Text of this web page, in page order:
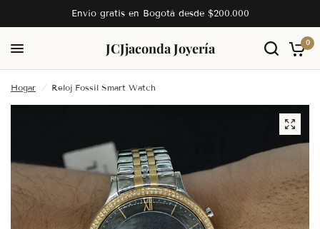
Envío gratis en Bogotá desde $200.000
JCJjaconda Joyería 0
Hogar / Reloj Fossil Smart Watch